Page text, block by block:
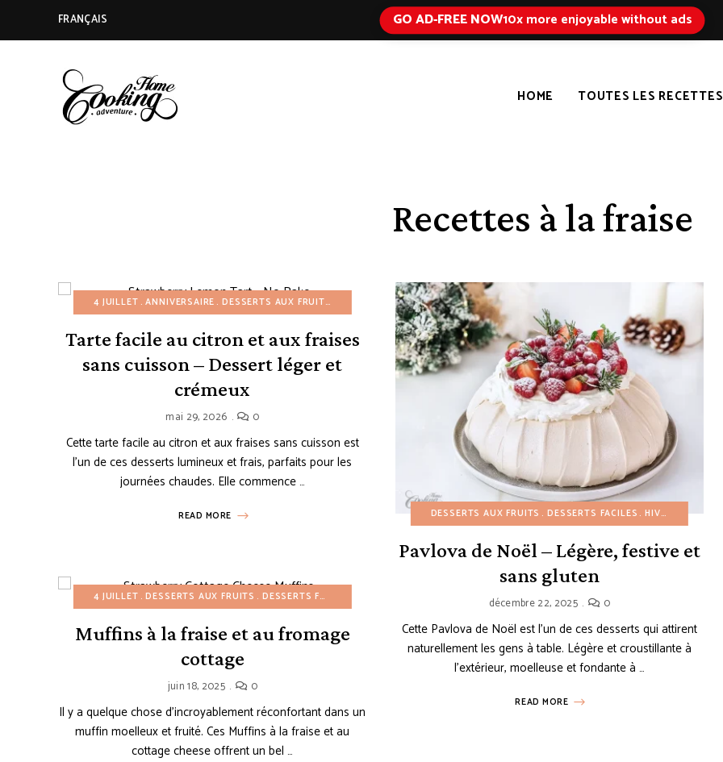
FRANÇAIS GO AD-FREE NOW10x more enjoyable without ads
HOME TOUTES LES RECETTES
Recettes à la fraise
4 JUILLET ANNIVERSAIRE DESSERTS AUX FRUITS DESSERTS FACILES ÉTÉ PÂQUES
Tarte facile au citron et aux fraises
sans cuisson – Dessert léger et
crémeux
mai 29, 2026 0
Cette tarte facile au citron et aux fraises sans cuisson est
l’un de ces desserts lumineux et frais, parfaits pour les
journées chaudes. Elle commence …
READ MORE
4 JUILLET DESSERTS AUX FRUITS DESSERTS FACILES MUFFINS ET CUPCAKES PETIT-DÉJEUNER
Muffins à la fraise et au fromage
cottage
juin 18, 2025 0
Il y a quelque chose d’incroyablement réconfortant dans un
muffin moelleux et fruité. Ces Muffins à la fraise et au
cottage cheese offrent un bel …
DESSERTS AUX FRUITS DESSERTS FACILES HIVER NOËL
Pavlova de Noël – Légère, festive et
sans gluten
décembre 22, 2025 0
Cette Pavlova de Noël est l’un de ces desserts qui attirent
naturellement les gens à table. Légère et croustillante à
l’extérieur, moelleuse et fondante à …
READ MORE